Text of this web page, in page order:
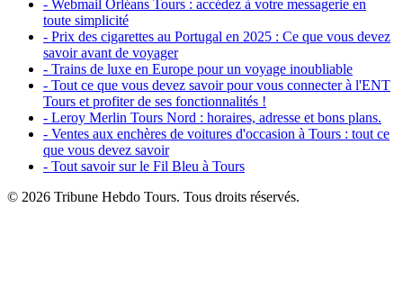
- Webmail Orléans Tours : accédez à votre messagerie en
toute simplicité
- Prix des cigarettes au Portugal en 2025 : Ce que vous devez
savoir avant de voyager
- Trains de luxe en Europe pour un voyage inoubliable
- Tout ce que vous devez savoir pour vous connecter à l'ENT
Tours et profiter de ses fonctionnalités !
- Leroy Merlin Tours Nord : horaires, adresse et bons plans.
- Ventes aux enchères de voitures d'occasion à Tours : tout ce
que vous devez savoir
- Tout savoir sur le Fil Bleu à Tours
© 2026 Tribune Hebdo Tours. Tous droits réservés.